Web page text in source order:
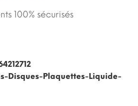
100% sécurisés
Disques-Plaquettes-Liquide-